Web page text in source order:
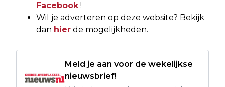
Facebook !
Wil je adverteren op deze website? Bekijk
dan hier de mogelijkheden.
Meld je aan voor de wekelijkse
nieuwsbrief!